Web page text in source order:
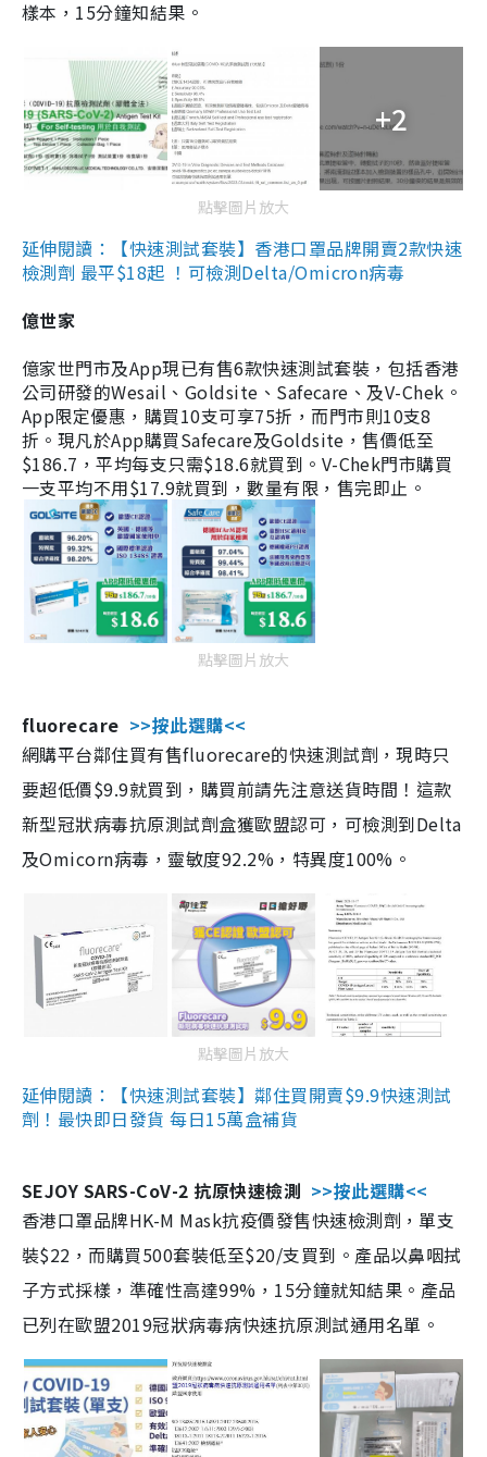
樣本，15分鐘知結果。
+2
點擊圖片放大
延伸閱讀：【快速測試套裝】香港口罩品牌開賣2款快速
檢測劑 最平$18起 ！可檢測Delta/Omicron病毒
億世家
億家世門市及App現已有售6款快速測試套裝，包括香港
公司研發的Wesail、Goldsite、Safecare、及V-Chek。
App限定優惠，購買10支可享75折，而門市則10支8
折。現凡於App購買Safecare及Goldsite，售價低至
$186.7，平均每支只需$18.6就買到。V-Chek門市購買
一支平均不用$17.9就買到，數量有限，售完即止。
點擊圖片放大
fluorecare >>按此選購<<
網購平台鄰住買有售fluorecare的快速測試劑，現時只
要超低價$9.9就買到，購買前請先注意送貨時間！這款
新型冠狀病毒抗原測試劑盒獲歐盟認可，可檢測到Delta
及Omicorn病毒，靈敏度92.2%，特異度100%。
點擊圖片放大
延伸閱讀：【快速測試套裝】鄰住買開賣$9.9快速測試
劑！最快即日發貨 每日15萬盒補貨
SEJOY SARS-CoV-2 抗原快速檢測 >>按此選購<<
香港口罩品牌HK-M Mask抗疫價發售快速檢測劑，單支
裝$22，而購買500套裝低至$20/支買到。產品以鼻咽拭
子方式採樣，準確性高達99%，15分鐘就知結果。產品
已列在歐盟2019冠狀病毒病快速抗原測試通用名單。